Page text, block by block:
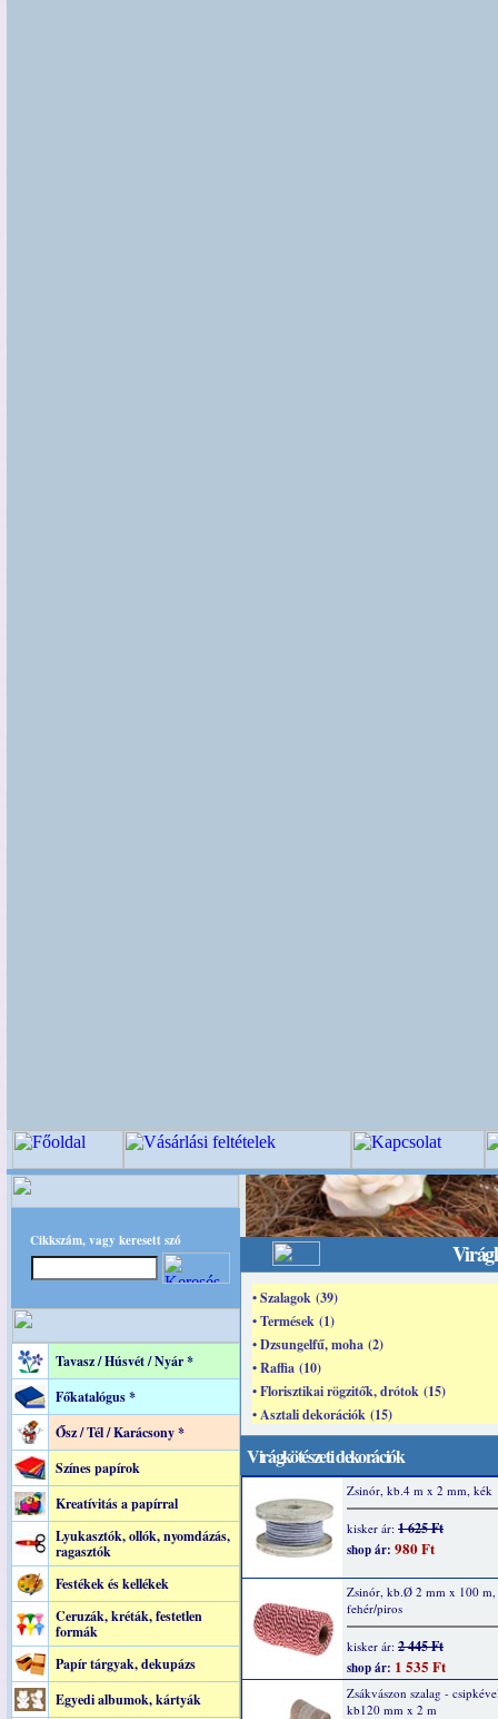
Cikkszám, vagy keresett szó
Tavasz / Húsvét / Nyár *
Főkatalógus *
Ősz / Tél / Karácsony *
Színes papírok
Kreatívitás a papírral
Lyukasztók, ollók, nyomdázás,
ragasztók
Festékek és kellékek
Ceruzák, kréták, festetlen
formák
Papír tárgyak, dekupázs
Egyedi albumok, kártyák
• Szalagok (39)
• Termések (1)
• Dzsungelfű, moha (2)
• Raffia (10)
• Florisztikai rögzitők, drótok (15)
• Asztali dekorációk (15)
Virágkötészeti dekorációk
Zsinór, kb.4 m x 2 mm, kék
kisker ár: 1 625 Ft
shop ár: 980 Ft
Zsinór, kb.Ø 2 mm x 100 m,
fehér/piros
kisker ár: 2 445 Ft
shop ár: 1 535 Ft
Zsákvászon szalag -
kb120 mm x 2 m